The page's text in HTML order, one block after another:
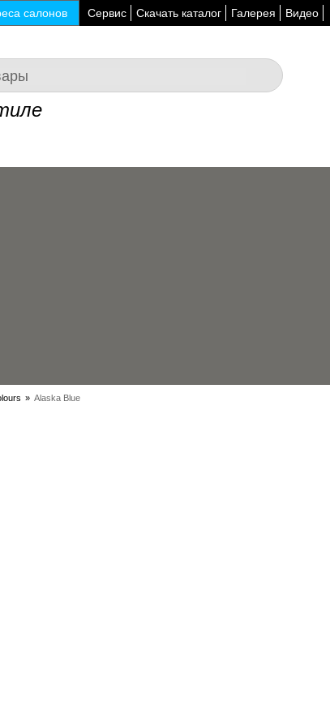
салонов Сервис Скачать каталог Галерея Видео
» Alaska Blue